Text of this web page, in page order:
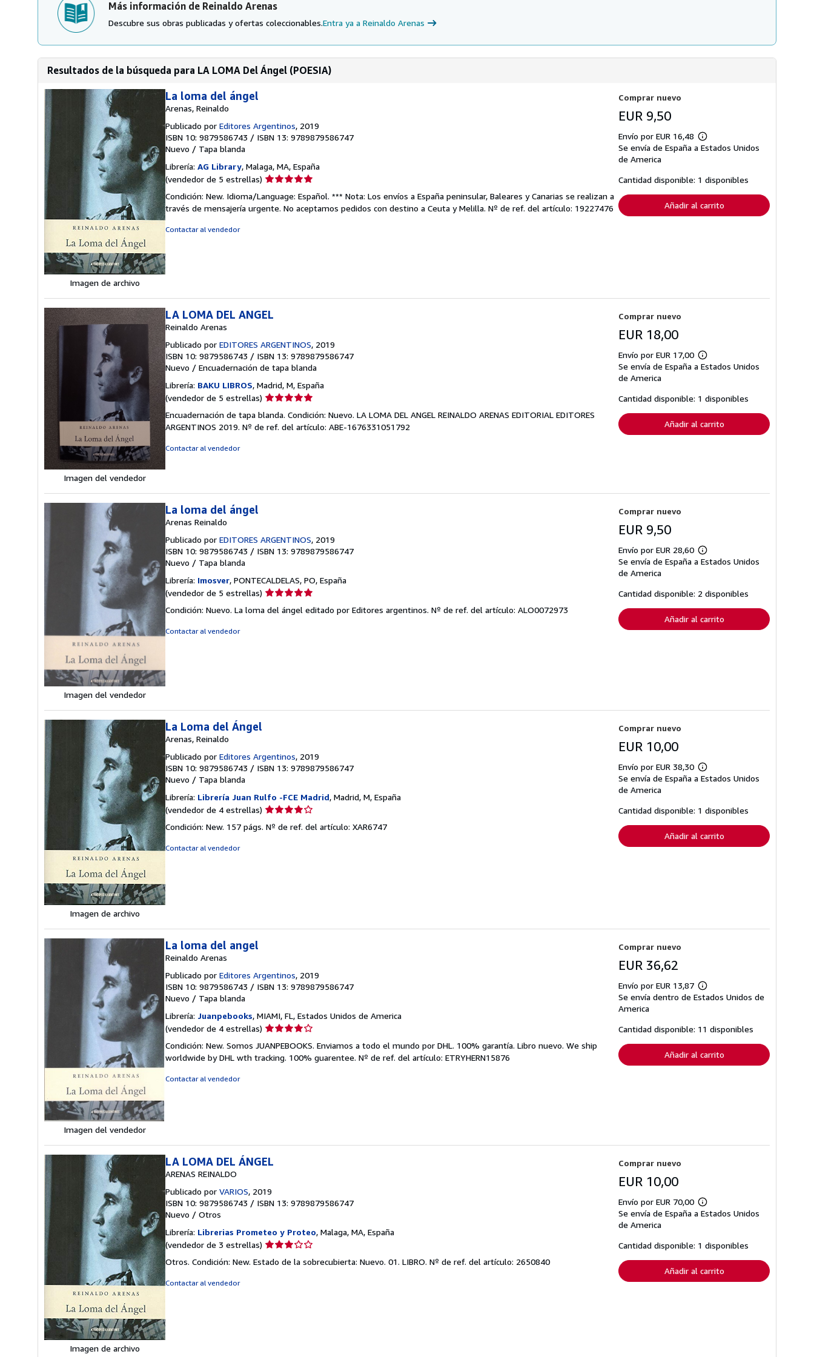
Más información de Reinaldo Arenas
Descubre sus obras publicadas y ofertas coleccionables.Entra ya a Reinaldo Arenas
Resultados de la búsqueda para LA LOMA Del Ángel (POESIA)
Imagen de archivo
La loma del ángel
Arenas, Reinaldo
Publicado por Editores Argentinos, 2019
ISBN 10: 9879586743 / ISBN 13: 9789879586747
Nuevo / Tapa blanda
Librería: AG Library, Malaga, MA, España
(vendedor de 5 estrellas) Calificación
vendedor:
5
Condición: New. Idioma/Language: Español. *** Nota: Los envíos a España peninsular, Baleares y Canarias se realizan a
través de mensajería urgente. No aceptamos pedidos con destino a Ceuta y Melilla. Nº de ref. del artículo: 19227476
Contactar al vendedor
Comprar nuevo
EUR 9,50
Envío por EUR 16,48
Más
información
tarifas
de
envío
Se envía de España a Estados Unidos
de America
Cantidad disponible: 1 disponibles
Añadir al carrito
Imagen del vendedor
LA LOMA DEL ANGEL
Reinaldo Arenas
Publicado por EDITORES ARGENTINOS, 2019
ISBN 10: 9879586743 / ISBN 13: 9789879586747
Nuevo / Encuadernación de tapa blanda
Librería: BAKU LIBROS, Madrid, M, España
(vendedor de 5 estrellas) Calificación
vendedor:
5
Encuadernación de tapa blanda. Condición: Nuevo. LA LOMA DEL ANGEL REINALDO ARENAS EDITORIAL EDITORES
ARGENTINOS 2019. Nº de ref. del artículo: ABE-1676331051792
Contactar al vendedor
Comprar nuevo
EUR 18,00
Envío por EUR 17,00
Más
información
tarifas
de
envío
Se envía de España a Estados Unidos
de America
Cantidad disponible: 1 disponibles
Añadir al carrito
Imagen del vendedor
La loma del ángel
Arenas Reinaldo
Publicado por EDITORES ARGENTINOS, 2019
ISBN 10: 9879586743 / ISBN 13: 9789879586747
Nuevo / Tapa blanda
Librería: Imosver, PONTECALDELAS, PO, España
(vendedor de 5 estrellas) Calificación
vendedor:
Condición: Nuevo. La loma del ángel editado por Editores argentinos. Nº de ref. del artículo: ALO0072973
Contactar al vendedor
Comprar nuevo
EUR 9,50
Envío por EUR 28,60
Más
información
tarifas
de
envío
Se envía de España a Estados Unidos
de America
Cantidad disponible: 2 disponibles
Añadir al carrito
Imagen de archivo
La Loma del Ángel
Arenas, Reinaldo
Publicado por Editores Argentinos, 2019
ISBN 10: 9879586743 / ISBN 13: 9789879586747
Nuevo / Tapa blanda
Librería: Librería Juan Rulfo -FCE Madrid, Madrid, M, España
(vendedor de 4 estrellas) Calificación
vendedor:
Condición: New. 157 págs. Nº de ref. del artículo: XAR6747
Contactar al vendedor
Comprar nuevo
EUR 10,00
Envío por EUR 38,30
Más
información
tarifas
de
envío
Se envía de España a Estados Unidos
de America
Cantidad disponible: 1 disponibles
Añadir al carrito
Imagen del vendedor
La loma del angel
Reinaldo Arenas
Publicado por Editores Argentinos, 2019
ISBN 10: 9879586743 / ISBN 13: 9789879586747
Nuevo / Tapa blanda
Librería: Juanpebooks, MIAMI, FL, Estados Unidos de America
(vendedor de 4 estrellas) Calificación
vendedor:
4
Condición: New. Somos JUANPEBOOKS. Enviamos a todo el mundo por DHL. 100% garantía. Libro nuevo. We ship
worldwide by DHL wth tracking. 100% guarentee. Nº de ref. del artículo: ETRYHERN15876
Contactar al vendedor
Comprar nuevo
EUR 36,62
Envío por EUR 13,87
Más
información
tarifas
de
envío
Se envía dentro de Estados Unidos de
America
Cantidad disponible: 11 disponibles
Añadir al carrito
Imagen de archivo
LA LOMA DEL ÁNGEL
ARENAS REINALDO
Publicado por VARIOS, 2019
ISBN 10: 9879586743 / ISBN 13: 9789879586747
Nuevo / Otros
Librería: Librerias Prometeo y Proteo, Malaga, MA, España
(vendedor de 3 estrellas) Calificación
vendedor:
Otros. Condición: New. Estado de la sobrecubierta: Nuevo. 01. LIBRO. Nº de ref. del artículo: 2650840
Contactar al vendedor
Comprar nuevo
EUR 10,00
Envío por EUR 70,00
Más
información
tarifas
de
envío
Se envía de España a Estados Unidos
de America
Cantidad disponible: 1 disponibles
Añadir al carrito